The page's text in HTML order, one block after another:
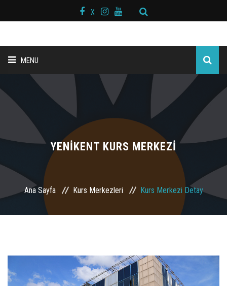
X
MENU
ANA SAYFA
BAŞKAN MESAJI
HAKKIMIZDA
KURS MERKEZLERİ
BRANŞLAR
KAYIT OL /GIRIŞ YAP
İLETİŞİM
YENİKENT KURS MERKEZİ
Ana Sayfa Kurs Merkezleri Kurs Merkezi Detay